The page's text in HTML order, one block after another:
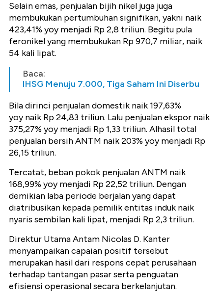
Selain emas, penjualan bijih nikel juga juga
membukukan pertumbuhan signifikan, yakni naik
423,41% yoy menjadi Rp 2,8 triliun. Begitu pula
feronikel yang membukukan Rp 970,7 miliar, naik
54 kali lipat.
Baca:
IHSG Menuju 7.000, Tiga Saham Ini Diserbu
Bila dirinci penjualan domestik naik 197,63%
yoy naik Rp 24,83 triliun. Lalu penjualan ekspor naik
375,27% yoy menjadi Rp 1,33 triliun. Alhasil total
penjualan bersih ANTM naik 203% yoy menjadi Rp
26,15 triliun.
Tercatat, beban pokok penjualan ANTM naik
168,99% yoy menjadi Rp 22,52 triliun. Dengan
demikian laba periode berjalan yang dapat
diatribusikan kepada pemilik entitas induk naik
nyaris sembilan kali lipat, menjadi Rp 2,3 triliun.
Direktur Utama Antam Nicolas D. Kanter
menyampaikan capaian positif tersebut
merupakan hasil dari respons cepat perusahaan
terhadap tantangan pasar serta penguatan
efisiensi operasional secara berkelanjutan.